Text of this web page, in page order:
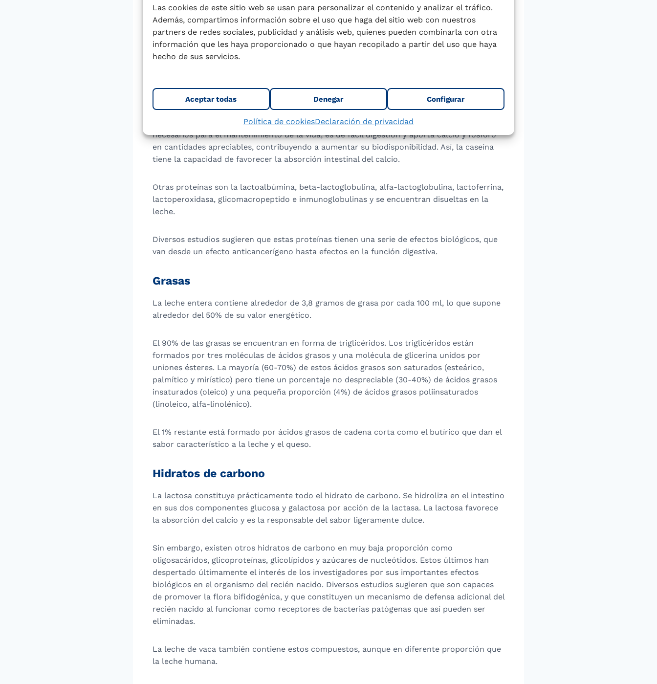
Las cookies de este sitio web se usan para personalizar el contenido y analizar el tráfico.
Además, compartimos información sobre el uso que haga del sitio web con nuestros
partners de redes sociales, publicidad y análisis web, quienes pueden combinarla con otra
información que les haya proporcionado o que hayan recopilado a partir del uso que haya
hecho de sus servicios.
Aceptar todas Denegar Configurar
Política de cookiesDeclaración de privacidad
Las proteínas de la leche son consideradas de alto valor biológico y con una elevada
digestibilidad, además tienen una gran cantidad de aminoácidos esenciales indispensables
en la nutrición humana. Constituyen el 3-4% de la leche.
la leche y las proteínas de suero representan alrededor del 17% de la proteína total.
La caseína es una proteína completa, es decir, aporta los aminoácidos esenciales
necesarios para el mantenimiento de la vida, es de fácil digestión y aporta calcio y fósforo
en cantidades apreciables, contribuyendo a aumentar su biodisponibilidad. Así, la caseína
tiene la capacidad de favorecer la absorción intestinal del calcio.
Otras proteínas son la lactoalbúmina, beta-lactoglobulina, alfa-lactoglobulina, lactoferrina,
lactoperoxidasa, glicomacropeptido e inmunoglobulinas y se encuentran disueltas en la
leche.
Diversos estudios sugieren que estas proteínas tienen una serie de efectos biológicos, que
van desde un efecto anticancerígeno hasta efectos en la función digestiva.
Grasas
La leche entera contiene alrededor de 3,8 gramos de grasa por cada 100 ml, lo que supone
alrededor del 50% de su valor energético.
El 90% de las grasas se encuentran en forma de triglicéridos. Los triglicéridos están
formados por tres moléculas de ácidos grasos y una molécula de glicerina unidos por
uniones ésteres. La mayoría (60-70%) de estos ácidos grasos son saturados (esteárico,
palmítico y mirístico) pero tiene un porcentaje no despreciable (30-40%) de ácidos grasos
insaturados (oleico) y una pequeña proporción (4%) de ácidos grasos poliinsaturados
(linoleico, alfa-linolénico).
El 1% restante está formado por ácidos grasos de cadena corta como el butírico que dan el
sabor característico a la leche y el queso.
Hidratos de carbono
La lactosa constituye prácticamente todo el hidrato de carbono. Se hidroliza en el intestino
en sus dos componentes glucosa y galactosa por acción de la lactasa. La lactosa favorece
la absorción del calcio y es la responsable del sabor ligeramente dulce.
Sin embargo, existen otros hidratos de carbono en muy baja proporción como
oligosacáridos, glicoproteínas, glicolípidos y azúcares de nucleótidos. Estos últimos han
despertado últimamente el interés de los investigadores por sus importantes efectos
biológicos en el organismo del recién nacido. Diversos estudios sugieren que son capaces
de promover la flora bifidogénica, y que constituyen un mecanismo de defensa adicional del
recién nacido al funcionar como receptores de bacterias patógenas que así pueden ser
eliminadas.
La leche de vaca también contiene estos compuestos, aunque en diferente proporción que
la leche humana.